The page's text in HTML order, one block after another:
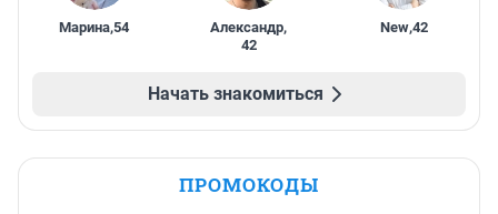
Марина,54 Александр,
42
New,42
Начать знакомиться
ПРОМОКОДЫ